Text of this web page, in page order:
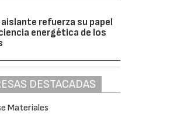
aislante refuerza su papel
energética de los
DESTACADAS